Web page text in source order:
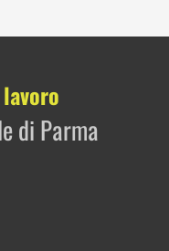
di Parma